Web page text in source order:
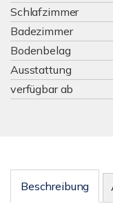
Schlafzimmer
Badezimmer
Bodenbelag
Ausstattung
verfügbar ab
Beschreibung